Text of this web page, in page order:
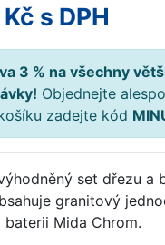
s DPH
3 % na všechny
Objednejte
zadejte kód
set dřezu a
granitový
baterii Mida Chrom.